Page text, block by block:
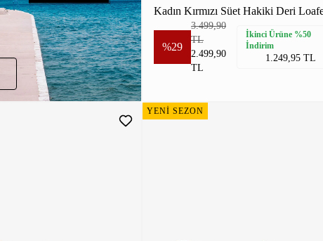
%29
3.499,90
TL
2.499,90
TL
İkinci Ürüne %50
İndirim
1.249,95 TL
YENİ SEZON